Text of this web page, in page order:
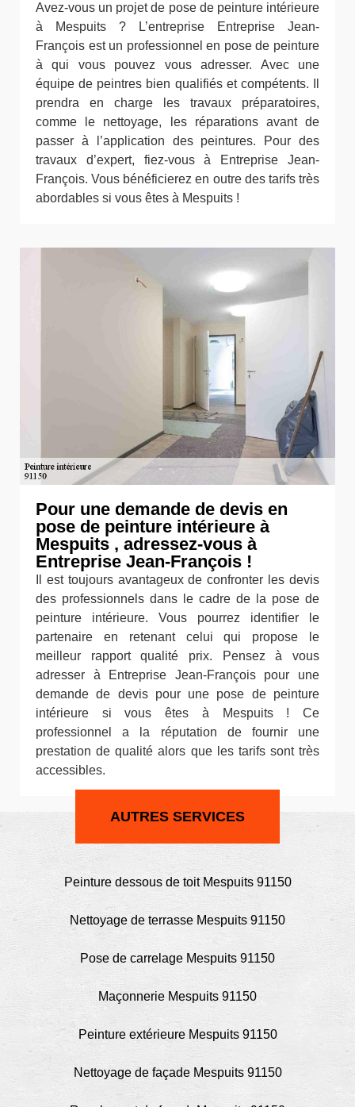
Avez-vous un projet de pose de peinture intérieure
à Mespuits ? L’entreprise Entreprise Jean-
François est un professionnel en pose de peinture
à qui vous pouvez vous adresser. Avec une
équipe de peintres bien qualifiés et compétents. Il
prendra en charge les travaux préparatoires,
comme le nettoyage, les réparations avant de
passer à l’application des peintures. Pour des
travaux d’expert, fiez-vous à Entreprise Jean-
François. Vous bénéficierez en outre des tarifs très
abordables si vous êtes à Mespuits !
Pour une demande de devis en
pose de peinture intérieure à
Mespuits , adressez-vous à
Entreprise Jean-François !
Il est toujours avantageux de confronter les devis
des professionnels dans le cadre de la pose de
peinture intérieure. Vous pourrez identifier le
partenaire en retenant celui qui propose le
meilleur rapport qualité prix. Pensez à vous
adresser à Entreprise Jean-François pour une
demande de devis pour une pose de peinture
intérieure si vous êtes à Mespuits ! Ce
professionnel a la réputation de fournir une
prestation de qualité alors que les tarifs sont très
accessibles.
AUTRES SERVICES
Peinture dessous de toit Mespuits 91150
Nettoyage de terrasse Mespuits 91150
Pose de carrelage Mespuits 91150
Maçonnerie Mespuits 91150
Peinture extérieure Mespuits 91150
Nettoyage de façade Mespuits 91150